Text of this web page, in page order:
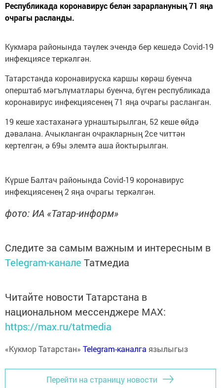
Республикада коронавирус белән зарарлануның 71 яңа
очрагы расланды.
Кукмара районында тәүлек эчендә бер кешедә Covid-19
инфекциясе теркәлгән.
Татарстанда коронавируска каршы көрәш буенча
оперштаб мәгълүматлары буенча, бүген республикада
коронавирус инфекциясенең 71 яңа очрагы расланган.
19 кеше хастаханәгә урнаштырылган, 52 кеше өйдә
дәвалана. Ачыкланган очракларның 2се читтән
кертелгән, ә 69ы элемтә аша йоктырылган.
Күрше Балтач районында Covid-19 коронавирус
инфекциясенең 2 яңа очрагы теркәлгән.
фото: ИА «Татар-информ»
Следите за самым важным и интересным в
Telegram-канале Татмедиа
Читайте новости Татарстана в
национальном мессенджере MАХ:
https://max.ru/tatmedia
«Кукмор Татарстан» Telegram-каналга язылыгыз
Перейти на страницу новости